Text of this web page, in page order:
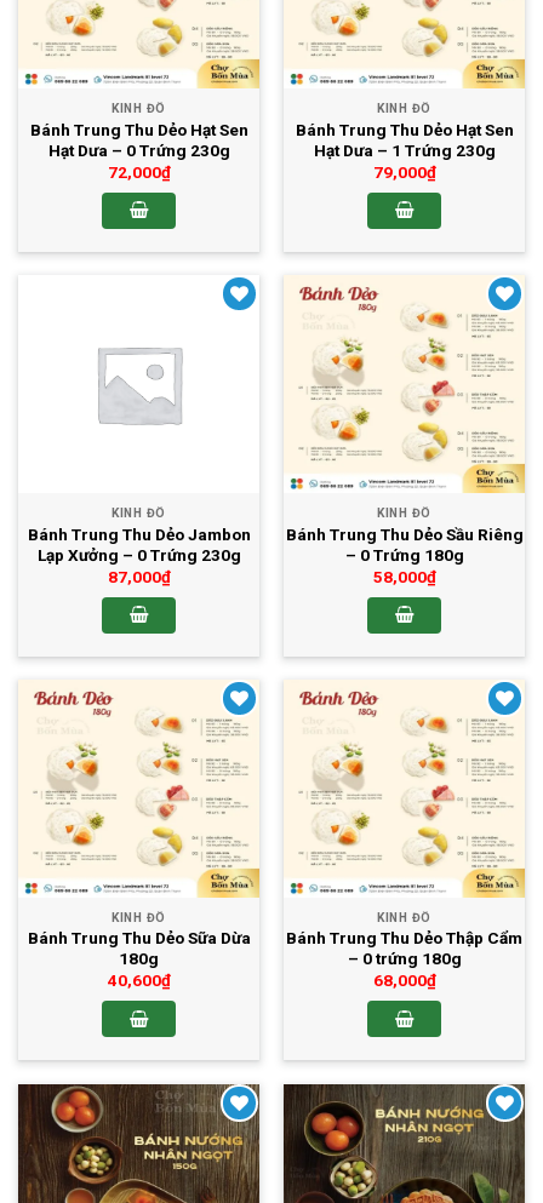
KINH ĐÔ
Bánh Trung Thu Dẻo Hạt Sen
Hạt Dưa – 0 Trứng 230g
72,000₫
KINH ĐÔ
Bánh Trung Thu Dẻo Hạt Sen
Hạt Dưa – 1 Trứng 230g
79,000₫
KINH ĐÔ
Bánh Trung Thu Dẻo Jambon
Lạp Xưởng – 0 Trứng 230g
87,000₫
Yêu thích
KINH ĐÔ
Bánh Trung Thu Dẻo Sầu Riêng
– 0 Trứng 180g
58,000₫
Yêu thích
KINH ĐÔ
Bánh Trung Thu Dẻo Sữa Dừa
180g
40,600₫
Yêu thích
KINH ĐÔ
Bánh Trung Thu Dẻo Thập Cẩm
– 0 trứng 180g
68,000₫
Yêu thích Yêu thích